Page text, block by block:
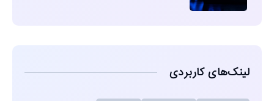
لینک‌های کاربردی